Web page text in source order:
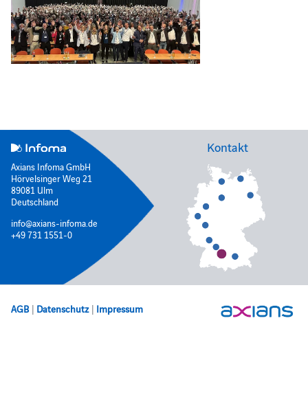
Axians Infoma GmbH
Hörvelsinger Weg 21
89081 Ulm
Deutschland
info@axians-infoma.de
+49 731 1551-0
Kontakt
AGB | Datenschutz | Impressum